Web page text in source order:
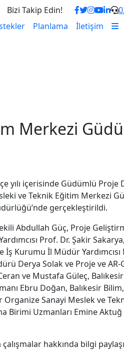
Bizi Takip Edin!
Planlama İletişim
Merkezi
yılı içerisinde Güdümlü Proje
ve Teknik Eğitim Merkezi
gerçekleştirildi.
Abdullah Güç, Proje
Prof. Dr. Şakir
İş Kurumu İl Müdür
Derya Solak ve Proje ve
ve Mustafa Güleç,
Ebru Doğan, Balıkesir
Sanayi Meslek ve
Birimi Uzmanları Emine Aktuğ
hakkında bilgi